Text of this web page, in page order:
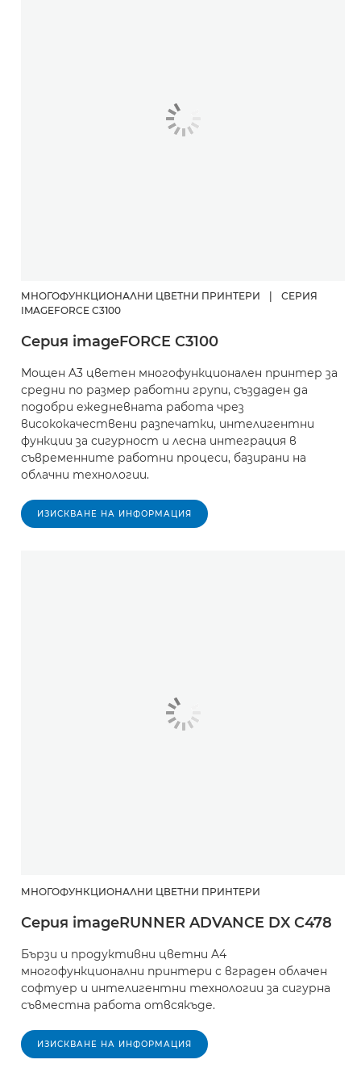
МНОГОФУНКЦИОНАЛНИ ЦВЕТНИ ПРИНТЕРИ
СЕРИЯ
IMAGEFORCE C3100
Серия imageFORCE C3100
Мощен A3 цветен многофункционален принтер за
средни по размер работни групи, създаден да
подобри ежедневната работа чрез
висококачествени разпечатки, интелигентни
функции за сигурност и лесна интеграция в
съвременните работни процеси, базирани на
облачни технологии.
ИЗИСКВАНЕ НА ИНФОРМАЦИЯ
МНОГОФУНКЦИОНАЛНИ ЦВЕТНИ ПРИНТЕРИ
Серия imageRUNNER ADVANCE DX C478
Бързи и продуктивни цветни A4
многофункционални принтери с вграден облачен
софтуер и интелигентни технологии за сигурна
съвместна работа отвсякъде.
ИЗИСКВАНЕ НА ИНФОРМАЦИЯ